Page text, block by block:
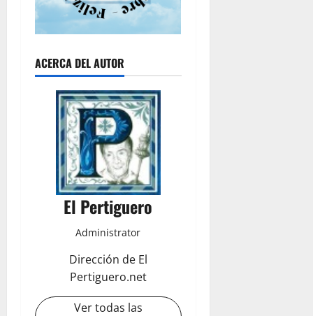
ACERCA DEL AUTOR
El Pertiguero
Administrator
Dirección de El
Pertiguero.net
Ver todas las